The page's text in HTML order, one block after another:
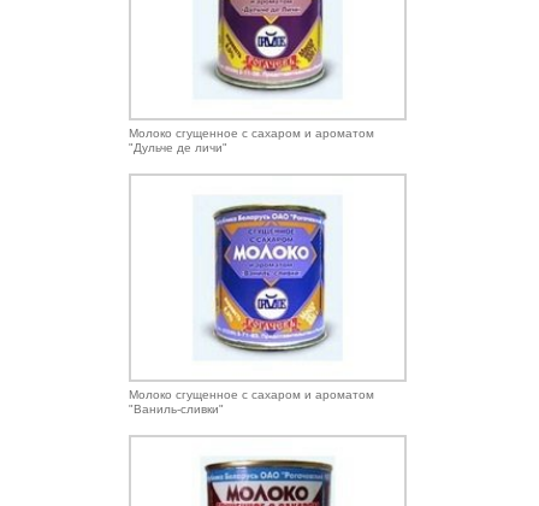
Молоко сгущенное с сахаром и ароматом
"Дульче де личи"
Молоко сгущенное с сахаром и ароматом
"Ваниль-сливки"